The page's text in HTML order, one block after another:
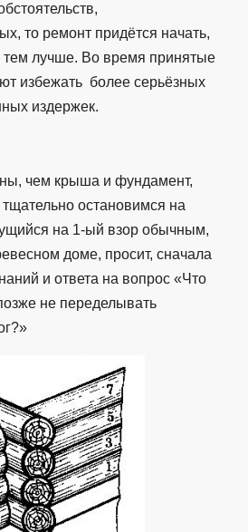
то ремонт придётся начать,
тем лучше. Во время принятые
избежать более серьёзных
издержек.
чем крыша и фундамент,
остановимся на
на 1-ый взор обычным,
доме, просит, сначала
и ответа на вопрос «Что
не переделывать